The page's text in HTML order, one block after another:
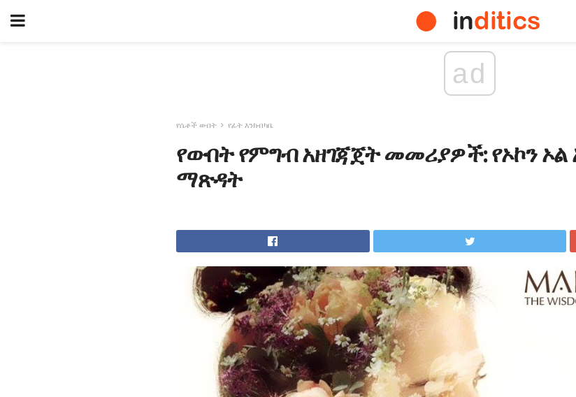
ad
የሴቶች ውበት የፊት እንክብካቤ
የውበት የምግብ አዘገጃጀት መመሪያዎች: የኦኮን
ማጽዳት